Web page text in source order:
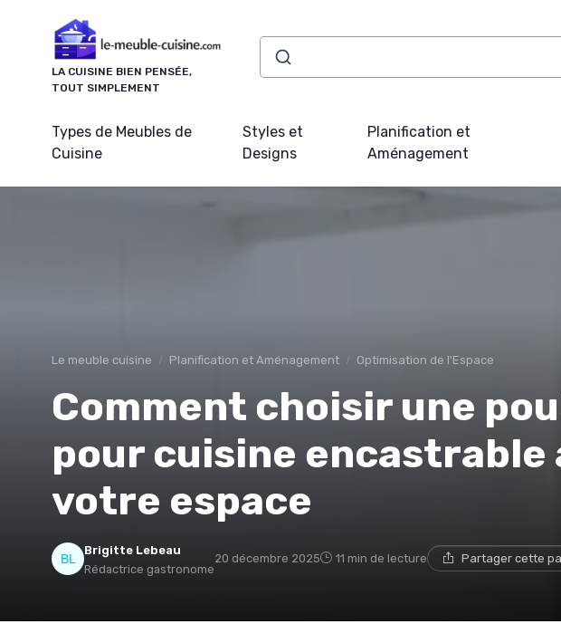
LA CUISINE BIEN PENSÉE,
TOUT SIMPLEMENT
Types de Meubles de
Cuisine
Styles et
Designs
Planification et
Aménagement
Le meuble cuisine Planification et Aménagement Optimisation de l'Espace
Comment choisir une
pour cuisine encastrable
votre espace
Brigitte Lebeau
Rédactrice gastronome
20 décembre 2025 11 min de lecture Partager cette